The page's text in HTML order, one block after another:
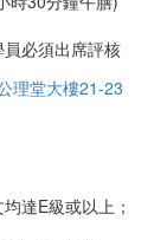
必須出席評核
理堂大樓21-23
達E級或以上；